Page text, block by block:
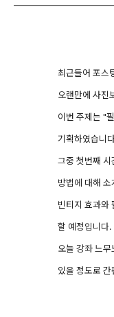
최근들어 포스
오랜만에 사진
이번 주제는 "
기획하였습니
그중 첫번째 시
방법에 대해
빈티지 효과와
할 예정입니다.
오늘 강좌 느
있을 정도로